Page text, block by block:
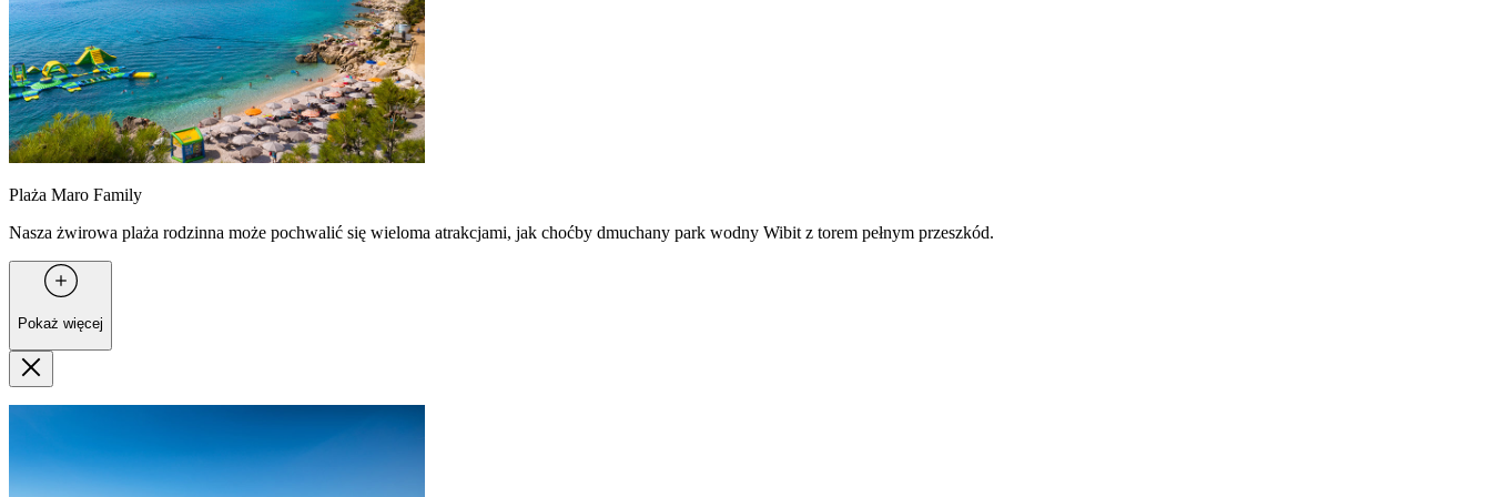
Plaża Maro Family
Nasza żwirowa plaża rodzinna może pochwalić się wieloma atrakcjami, jak choćby dmuchany park wodny Wibit z torem pełnym przeszkód.
Pokaż więcej